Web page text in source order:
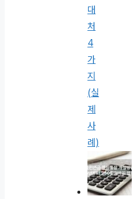
대
처
4
가
지
(실
제
사
례)